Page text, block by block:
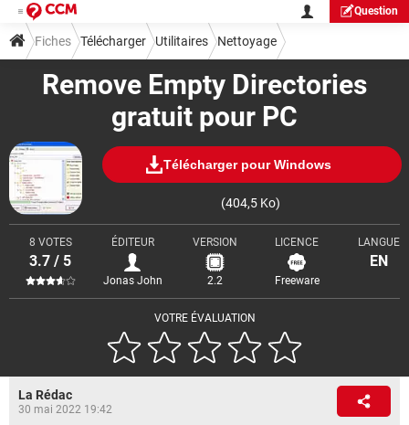
Question
Remove Empty Directories
gratuit pour PC
Télécharger pour Windows
(404,5 Ko)
VOTRE ÉVALUATION
8 VOTES
3.7 / 5
ÉDITEUR
Jonas John
VERSION
2.2
LICENCE
Freeware
LANGUE
EN
Fiches Télécharger Utilitaires Nettoyage
La Rédac
30 mai 2022 19:42